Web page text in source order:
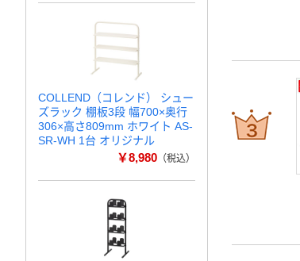
COLLEND（コレンド） シュー
ズラック 棚板3段 幅700×奥行
306×高さ809mm ホワイト AS-
SR-WH 1台 オリジナル
￥8,980 （税込）